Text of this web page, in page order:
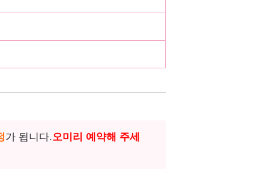
가 됩니다.오미리 예약해 주세